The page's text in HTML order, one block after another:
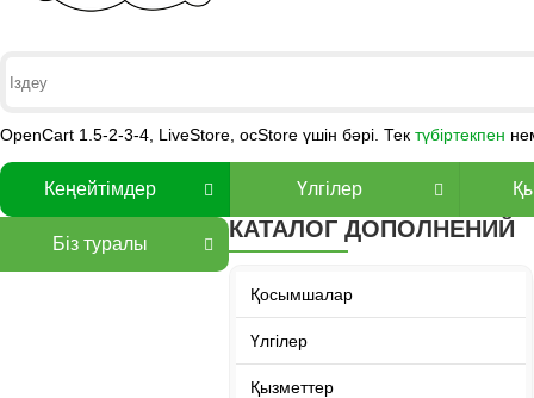
OpenCart 1.5-2-3-4, LiveStore, ocStore үшін бәрі. Тек түбіртекпен
Кеңейтімдер Үлгілер
Біз туралы
КАТАЛОГ ДОПОЛНЕНИЙ
Қосымшалар
Үлгілер
Қызметтер